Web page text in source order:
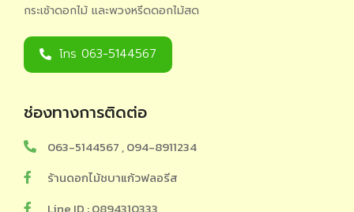
กระเช้าดอกไม้ และพวงหรีดดอกไม้สด
โทร 063-5144567
ช่องทางการติดต่อ
063-5144567 , 094-8911234
ร้านดอกไม้ชบาแก้วฟลอรีส
Line ID : 0894310333